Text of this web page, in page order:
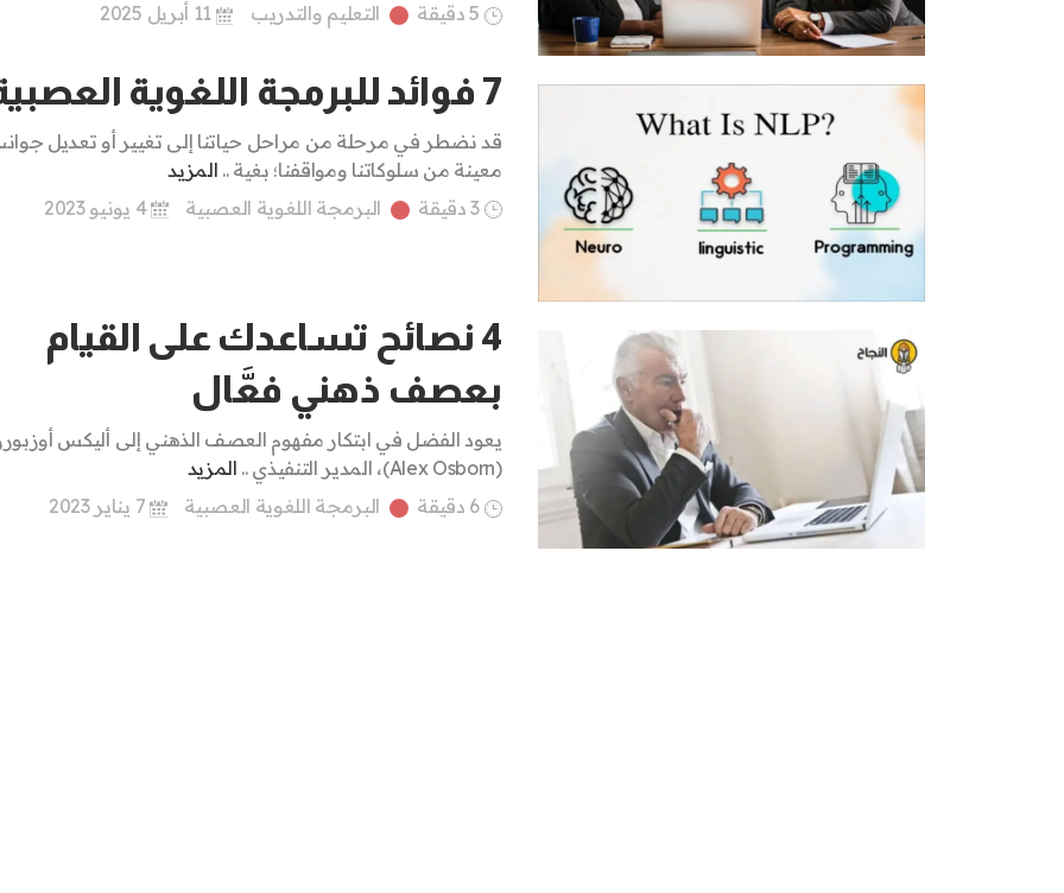
5 دقيقة
التعليم والتدريب 11 أبريل 2025
7 فوائد للبرمجة اللغوية العصبية
قد نضطر في مرحلة من مراحل حياتنا إلى تغيير أو تعديل
معينة من سلوكاتنا ومواقفنا؛ بغية .. المزيد
3 دقيقة
البرمجة اللغوية العصبية 4 يونيو 2023
4 نصائح تساعدك على القيام
بعصف ذهني فعَّال
يعود الفضل في ابتكار مفهوم العصف الذهني إلى أليكس
(Alex Osborn)، المدير التنفيذي ..
المزيد
6 دقيقة
البرمجة اللغوية العصبية